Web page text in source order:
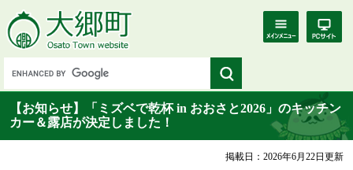
【お知らせ】「ミズベで乾杯 in おおさと2026」のキッチン
カー＆露店が決定しました！
掲載日：2026年6月22日更新